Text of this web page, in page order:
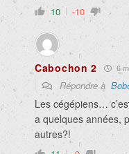
10 -10
Cabochon 2 6
Répondre à
Les cégépiens…
a quelques années,
autres?!